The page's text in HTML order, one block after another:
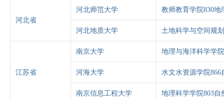
河北省
河北师范大学 教师教育学院830
河北地质大学 土地科学与空间规
江苏省
南京大学 地理与海洋科学学
河海大学 水文水资源学院866
南京信息工程大学 地理科学学院803自